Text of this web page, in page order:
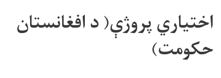
اختیاري پروژې( د افغانستان
حکومت)